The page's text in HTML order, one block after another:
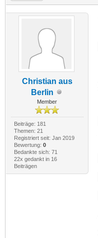
Christian aus
Berlin
Member
Beiträge: 181
Themen: 21
Registriert seit: Jan 2019
Bewertung: 0
Bedankte sich: 71
22x gedankt in 16
Beiträgen